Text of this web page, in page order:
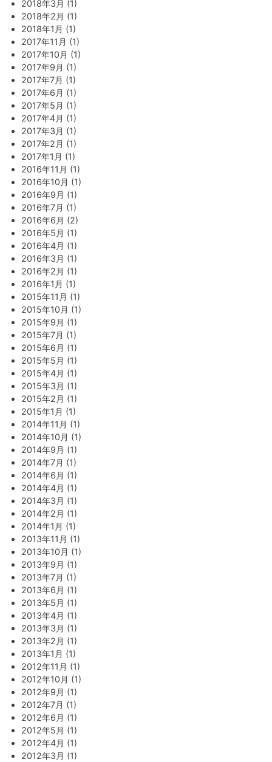
2018年3月 (1)
2018年2月 (1)
2018年1月 (1)
2017年11月 (1)
2017年10月 (1)
2017年9月 (1)
2017年7月 (1)
2017年6月 (1)
2017年5月 (1)
2017年4月 (1)
2017年3月 (1)
2017年2月 (1)
2017年1月 (1)
2016年11月 (1)
2016年10月 (1)
2016年9月 (1)
2016年7月 (1)
2016年6月 (2)
2016年5月 (1)
2016年4月 (1)
2016年3月 (1)
2016年2月 (1)
2016年1月 (1)
2015年11月 (1)
2015年10月 (1)
2015年9月 (1)
2015年7月 (1)
2015年6月 (1)
2015年5月 (1)
2015年4月 (1)
2015年3月 (1)
2015年2月 (1)
2015年1月 (1)
2014年11月 (1)
2014年10月 (1)
2014年9月 (1)
2014年7月 (1)
2014年6月 (1)
2014年4月 (1)
2014年3月 (1)
2014年2月 (1)
2014年1月 (1)
2013年11月 (1)
2013年10月 (1)
2013年9月 (1)
2013年7月 (1)
2013年6月 (1)
2013年5月 (1)
2013年4月 (1)
2013年3月 (1)
2013年2月 (1)
2013年1月 (1)
2012年11月 (1)
2012年10月 (1)
2012年9月 (1)
2012年7月 (1)
2012年6月 (1)
2012年5月 (1)
2012年4月 (1)
2012年3月 (1)